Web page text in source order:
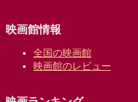
映画館情報
全国の映画館
映画館のレビュー